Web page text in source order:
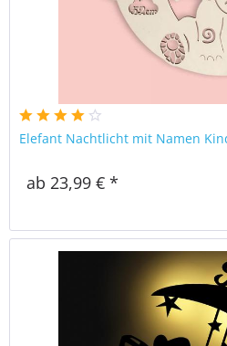
Elefant Nachtlicht mit Namen
ab 23,99 € *